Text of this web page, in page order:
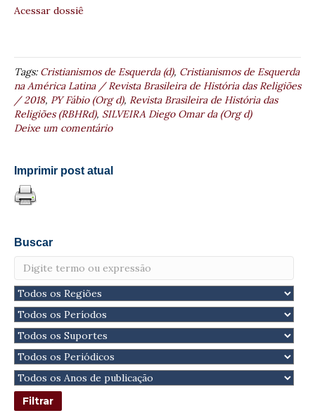
Acessar dossiê
Tags:Cristianismos de Esquerda (d), Cristianismos de Esquerda
na América Latina / Revista Brasileira de História das Religiões
/ 2018, PY Fábio (Org d), Revista Brasileira de História das
Religiões (RBHRd), SILVEIRA Diego Omar da (Org d)
Deixe um comentário
Imprimir post atual
Buscar